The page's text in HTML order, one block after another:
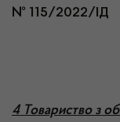
№ 115/2022/ІД
4 Товариство з